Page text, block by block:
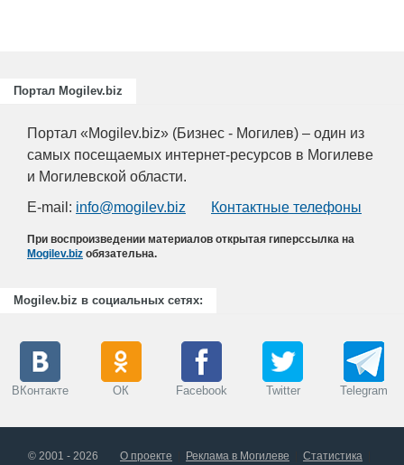
Портал Mogilev.biz
Портал «Mogilev.biz» (Бизнес - Могилев) – один из
самых посещаемых интернет-ресурсов в Могилеве
и Могилевской области.
E-mail: info@mogilev.biz Контактные телефоны
При воспроизведении материалов открытая гиперссылка на
Mogilev.biz обязательна.
Mogilev.biz в социальных сетях:
ВКонтакте ОК Facebook Twitter Telegram
© 2001 - 2026 О проекте Реклама в Могилеве
Статистика